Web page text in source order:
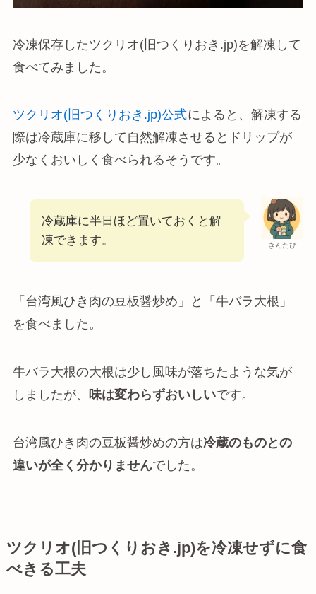
冷凍保存したツクリオ(旧つくりおき.jp)を解凍して
食べてみました。
ツクリオ(旧つくりおき.jp)公式によると、解凍する
際は冷蔵庫に移して自然解凍させるとドリップが
少なくおいしく食べられるそうです。
きんたぴ
冷蔵庫に半日ほど置いておくと解
凍できます。
「台湾風ひき肉の豆板醤炒め」と「牛バラ大根」
を食べました。
牛バラ大根の大根は少し風味が落ちたような気が
しましたが、
味は変わらずおいしいです。
台湾風ひき肉の豆板醤炒めの方は冷蔵のものとの
違いが全く分かりませんでした。
ツクリオ(旧つくりおき.jp)を冷凍せずに食
べきる工夫